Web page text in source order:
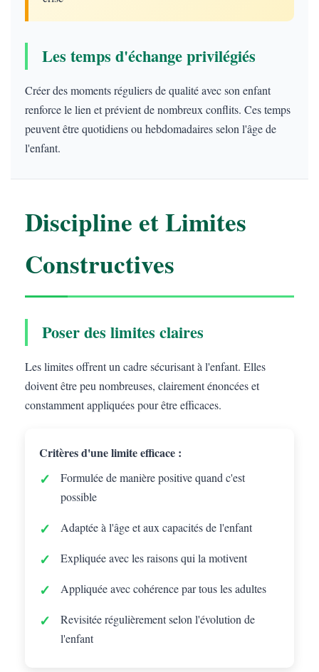
Les temps d'échange privilégiés
Créer des moments réguliers de qualité avec son enfant
renforce le lien et prévient de nombreux conflits. Ces temps
peuvent être quotidiens ou hebdomadaires selon l'âge de
l'enfant.
Discipline et Limites
Constructives
Poser des limites claires
Les limites offrent un cadre sécurisant à l'enfant. Elles
doivent être peu nombreuses, clairement énoncées et
constamment appliquées pour être efficaces.
Critères d'une limite efficace :
Formulée de manière positive quand c'est
possible
Adaptée à l'âge et aux capacités de l'enfant
Expliquée avec les raisons qui la motivent
Appliquée avec cohérence par tous les adultes
Revisitée régulièrement selon l'évolution de
l'enfant